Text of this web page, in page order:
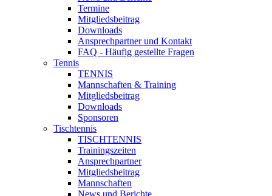
Termine
Mitgliedsbeitrag
Downloads
Ansprechpartner und Kontakt
FAQ - Häufig gestellte Fragen
Tennis
TENNIS
Mannschaften & Training
Mitgliedsbeitrag
Downloads
Sponsoren
Tischtennis
TISCHTENNIS
Trainingszeiten
Ansprechpartner
Mitgliedsbeitrag
Mannschaften
News und Berichte